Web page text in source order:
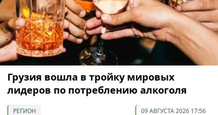
Грузия вошла в тройку мировых
лидеров по потреблению алкоголя
РЕГИОН 09 АВГУСТА 2026 17:56